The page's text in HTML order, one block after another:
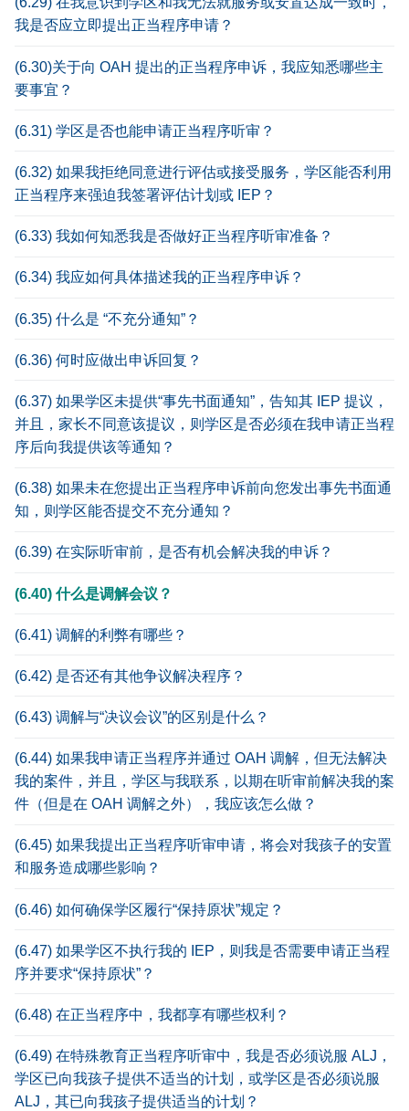
我是否应立即提出正当程序申请？
(6.30)关于向 OAH 提出的正当程序申诉，我应知悉哪些主
要事宜？
(6.31) 学区是否也能申请正当程序听审？
(6.32) 如果我拒绝同意进行评估或接受服务，学区能否利用
正当程序来强迫我签署评估计划或 IEP？
(6.33) 我如何知悉我是否做好正当程序听审准备？
(6.34) 我应如何具体描述我的正当程序申诉？
(6.35) 什么是 “不充分通知”？
(6.36) 何时应做出申诉回复？
(6.37) 如果学区未提供“事先书面通知”，告知其 IEP 提议，
并且，家长不同意该提议，则学区是否必须在我申请正当程
序后向我提供该等通知？
(6.38) 如果未在您提出正当程序申诉前向您发出事先书面通
知，则学区能否提交不充分通知？
(6.39) 在实际听审前，是否有机会解决我的申诉？
(6.40) 什么是调解会议？
(6.41) 调解的利弊有哪些？
(6.42) 是否还有其他争议解决程序？
(6.43) 调解与“决议会议”的区别是什么？
(6.44) 如果我申请正当程序并通过 OAH 调解，但无法解决
我的案件，并且，学区与我联系，以期在听审前解决我的案
件（但是在 OAH 调解之外），我应该怎么做？
(6.45) 如果我提出正当程序听审申请，将会对我孩子的安置
和服务造成哪些影响？
(6.46) 如何确保学区履行“保持原状”规定？
(6.47) 如果学区不执行我的 IEP，则我是否需要申请正当程
序并要求“保持原状”？
(6.48) 在正当程序中，我都享有哪些权利？
(6.49) 在特殊教育正当程序听审中，我是否必须说服 ALJ，
学区已向我孩子提供不适当的计划，或学区是否必须说服
ALJ，其已向我孩子提供适当的计划？